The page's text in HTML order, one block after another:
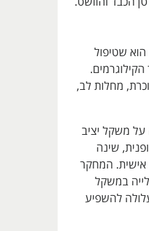
שטיפול
מחלות לב,
משקל יציב
שינה
אישית. המחקר
במשקל
להשפיע